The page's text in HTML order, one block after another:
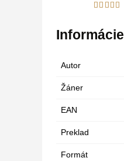
Informácie
Autor
Žáner
EAN
Preklad
Formát